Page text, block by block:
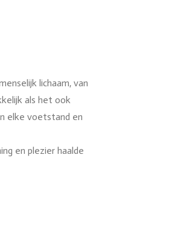
lichaam, van
als het ook
elke voetstand en
en plezier haalde